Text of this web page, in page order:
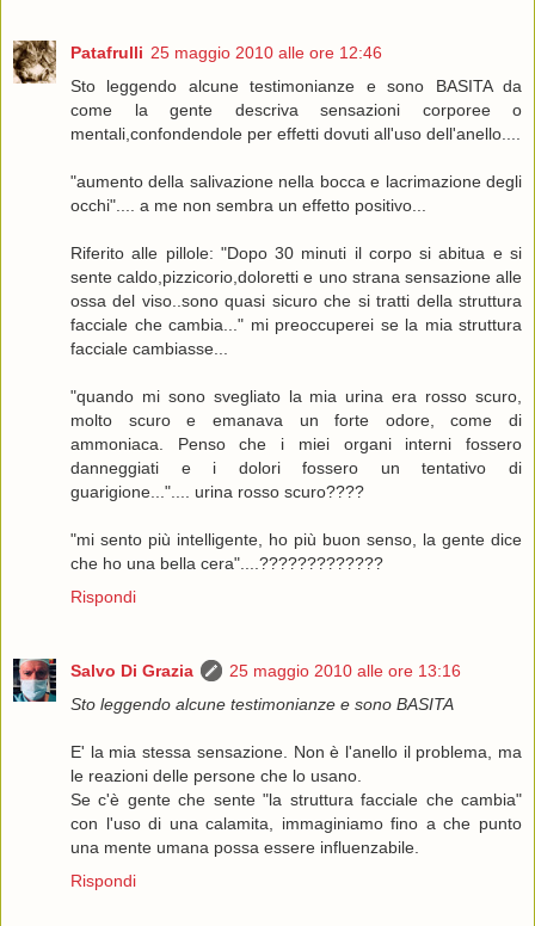
Patafrulli 25 maggio 2010 alle ore 12:46
Sto leggendo alcune testimonianze e sono BASITA da
come la gente descriva sensazioni corporee o
mentali,confondendole per effetti dovuti all'uso dell'anello....
"aumento della salivazione nella bocca e lacrimazione degli
occhi".... a me non sembra un effetto positivo...
Riferito alle pillole: "Dopo 30 minuti il corpo si abitua e si
sente caldo,pizzicorio,doloretti e uno strana sensazione alle
ossa del viso..sono quasi sicuro che si tratti della struttura
facciale che cambia..." mi preoccuperei se la mia struttura
facciale cambiasse...
"quando mi sono svegliato la mia urina era rosso scuro,
molto scuro e emanava un forte odore, come di
ammoniaca. Penso che i miei organi interni fossero
danneggiati e i dolori fossero un tentativo di
guarigione...".... urina rosso scuro????
"mi sento più intelligente, ho più buon senso, la gente dice
che ho una bella cera"....?????????????
Rispondi
Salvo Di Grazia
25 maggio 2010 alle ore 13:16
Sto leggendo alcune testimonianze e sono BASITA
E' la mia stessa sensazione. Non è l'anello il problema, ma
le reazioni delle persone che lo usano.
Se c'è gente che sente "la struttura facciale che cambia"
con l'uso di una calamita, immaginiamo fino a che punto
una mente umana possa essere influenzabile.
Rispondi